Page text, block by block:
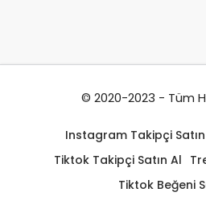
© 2020-2023 - Tüm
Instagram Takipçi
Tiktok Takipçi Satın Al
Tiktok Beğeni